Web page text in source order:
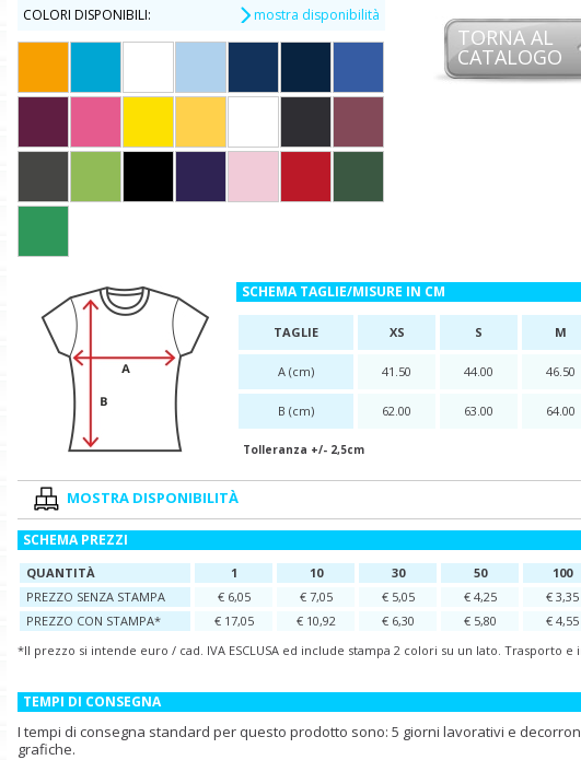
COLORI DISPONIBILI: mostra disponibilità
TORNA AL
CATALOGO
SCHEMA TAGLIE/MISURE IN CM
TAGLIE XS S M
A (cm) 41.50 44.00 46.50
B (cm) 62.00 63.00 64.00
Tolleranza +/- 2,5cm
MOSTRA DISPONIBILITÀ
SCHEMA PREZZI
QUANTITÀ 1 10 30 50 100
PREZZO SENZA STAMPA
€ 6,05 € 7,05 € 5,05 € 4,25 € 3,35
PREZZO CON STAMPA*
€ 17,05 € 10,92 € 6,30 € 5,80 € 4,55
*Il prezzo si intende euro / cad. IVA ESCLUSA ed include stampa 2 colori su un lato. Trasporto e
TEMPI DI CONSEGNA
I tempi di consegna standard per questo prodotto sono: 5 giorni lavorativi e
grafiche.